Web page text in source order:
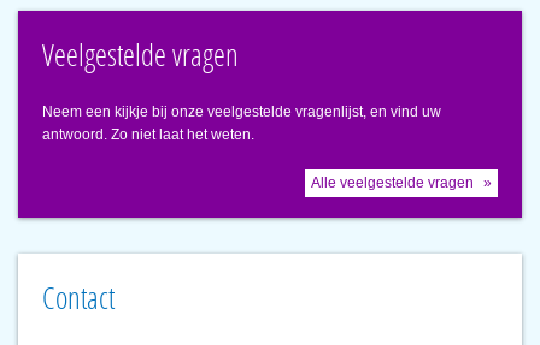
Veelgestelde vragen
Neem een kijkje bij onze veelgestelde vragenlijst, en vind uw
antwoord. Zo niet laat het weten.
Alle veelgestelde vragen
Contact